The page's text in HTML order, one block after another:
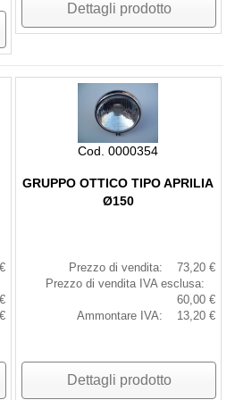
Dettagli prodotto
Cod. 0000354
GRUPPO OTTICO TIPO APRILIA
Ø150
Prezzo di vendita:
73,20 €
Prezzo di vendita IVA esclusa:
60,00 €
Ammontare IVA:
13,20 €
Dettagli prodotto